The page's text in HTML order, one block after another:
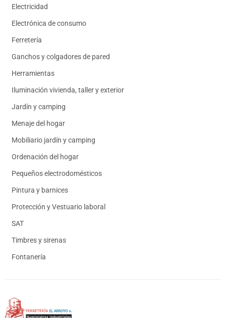
Electricidad
Electrónica de consumo
Ferretería
Ganchos y colgadores de pared
Herramientas
Iluminación vivienda, taller y exterior
Jardín y camping
Menaje del hogar
Mobiliario jardín y camping
Ordenación del hogar
Pequeños electrodomésticos
Pintura y barnices
Protección y Vestuario laboral
SAT
Timbres y sirenas
Fontanería